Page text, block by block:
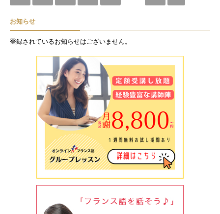
お知らせ
登録されているお知らせはございません。